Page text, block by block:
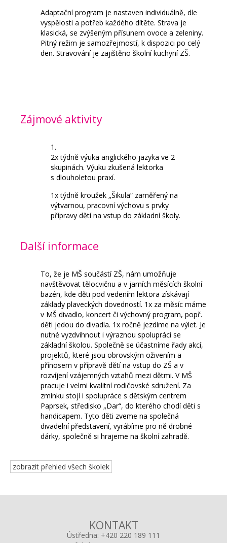
Adaptační program je nastaven individuálně, dle
vyspělosti a potřeb každého dítěte. Strava je
klasická, se zvýšeným přísunem ovoce a zeleniny.
Pitný režim je samozřejmostí, k dispozici po celý
den. Stravování je zajištěno školní kuchyní ZŠ.
Zájmové aktivity
2x týdně výuka anglického jazyka ve 2
skupinách. Výuku zkušená lektorka
s dlouholetou praxí.
1x týdně kroužek „Šikula“ zaměřený na
výtvarnou, pracovní výchovu s prvky
přípravy dětí na vstup do základní školy.
Další informace
To, že je MŠ součástí ZŠ, nám umožňuje
navštěvovat tělocvičnu a v jarních měsících školní
bazén, kde děti pod vedením lektora získávají
základy plaveckých dovedností. 1x za měsíc máme
v MŠ divadlo, koncert či výchovný program, popř.
děti jedou do divadla. 1x ročně jezdíme na výlet. Je
nutné vyzdvihnout i výraznou spolupráci se
základní školou. Společně se účastníme řady akcí,
projektů, které jsou obrovským oživením a
přínosem v přípravě dětí na vstup do ZŠ a v
rozvíjení vzájemných vztahů mezi dětmi. V MŠ
pracuje i velmi kvalitní rodičovské sdružení. Za
zmínku stojí i spolupráce s dětským centrem
Paprsek, středisko „Dar“, do kterého chodí děti s
handicapem. Tyto děti zveme na společná
divadelní představení, vyrábíme pro ně drobné
dárky, společně si hrajeme na školní zahradě.
zobrazit přehled všech školek
KONTAKT
Ústředna: +420 220 189 111